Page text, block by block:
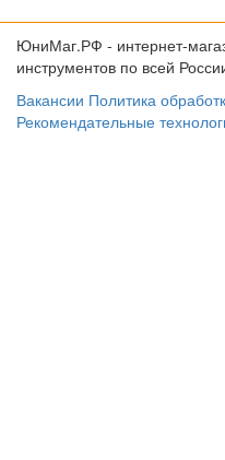
ЮниМаг.РФ - интернет-
инструментов по всей
Вакансии Политика
Рекомендательные